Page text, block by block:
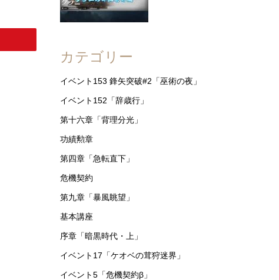
カテゴリー
イベント153 鋒矢突破#2「巫術の夜」
イベント152「辞歳行」
第十六章「背理分光」
功績勲章
第四章「急転直下」
危機契約
第九章「暴風眺望」
基本講座
序章「暗黒時代・上」
イベント17「ケオベの茸狩迷界」
イベント5「危機契約β」